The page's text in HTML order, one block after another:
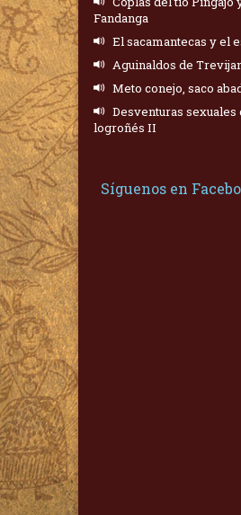
Fandanga
El sacamantecas y el
Aguinaldos de
Meto conejo, saco
Desventuras sexuales
logroñés II
Síguenos en